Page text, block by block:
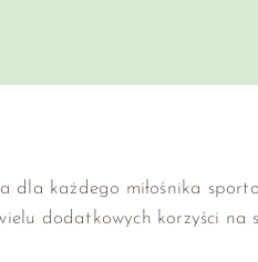
każdego miłośnika
dodatkowych korzyści